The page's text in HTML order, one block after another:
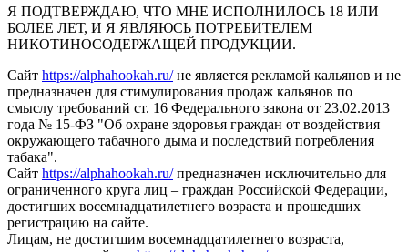
Я ПОДТВЕРЖДАЮ, ЧТО МНЕ ИСПОЛНИЛОСЬ 18 ИЛИ
БОЛЕЕ ЛЕТ, И Я ЯВЛЯЮСЬ ПОТРЕБИТЕЛЕМ
НИКОТИНОСОДЕРЖАЩЕЙ ПРОДУКЦИИ.
Сайт https://alphahookah.ru/не является рекламой кальянов и не
предназначен для стимулирования продаж кальянов по
смыслу требований ст. 16 Федерального закона от 23.02.2013
года № 15-ФЗ "Об охране здоровья граждан от воздействия
окружающего табачного дыма и последствий потребления
табака".
Сайт https://alphahookah.ru/предназначен исключительно для
ограниченного круга лиц – граждан Российской Федерации,
достигших восемнадцатилетнего возраста и прошедших
регистрацию на сайте.
Лицам, не достигшим восемнадцатилетнего возраста,